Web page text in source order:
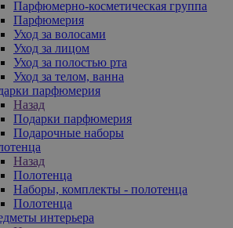
Парфюмерно-косметическая группа
Парфюмерия
Уход за волосами
Уход за лицом
Уход за полостью рта
Уход за телом, ванна
парфюмерия
Назад
Подарки парфюмерия
Подарочные наборы
Назад
Полотенца
Наборы, комплекты - полотенца
Полотенца
интерьера